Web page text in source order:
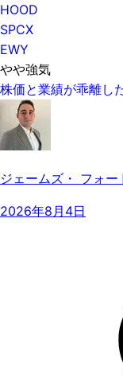
HOOD
SPCX
EWY
やや強気
株価と業績が乖離し
ジェームズ・ フォー
2026年8月4日